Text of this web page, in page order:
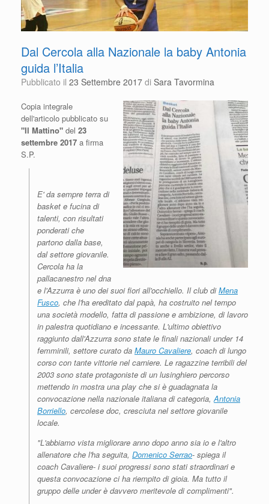
Dal Cercola alla Nazionale la baby Antonia
guida l’Italia
Pubblicato il 23 Settembre 2017 di Sara Tavormina
Copia integrale
dell'articolo pubblicato su
"Il Mattino" del 23
settembre 2017 a firma
S.P.
E' da sempre terra di
basket e fucina di
talenti, con risultati
ponderati che
partono dalla base,
dal settore giovanile.
Cercola ha la
pallacanestro nel dna
e l'Azzurra è uno dei suoi fiori all'occhiello. Il club diMena
Fusco, che l'ha ereditato dal papà, ha costruito nel tempo
una società modello, fatta di passione e ambizione, di lavoro
in palestra quotidiano e incessante. L'ultimo obiettivo
raggiunto dall'Azzurra sono state le finali nazionali under 14
femminili, settore curato da Mauro Cavaliere, coach di lungo
corso con tante vittorie nel carniere. Le ragazzine terribili del
2003 sono state protagoniste di un lusinghiero percorso
mettendo in mostra una play che si è guadagnata la
convocazione nella nazionale italiana di categoria,Antonia
Borriello, cercolese doc, cresciuta nel settore giovanile
locale.
"L'abbiamo vista migliorare anno dopo anno sia io e l'altro
allenatore che l'ha seguita, Domenico Serrao- spiega il
coach Cavaliere- i suoi progressi sono stati straordinari e
questa convocazione ci ha riempito di gioia. Ma tutto il
gruppo delle under è davvero meritevole di complimenti".